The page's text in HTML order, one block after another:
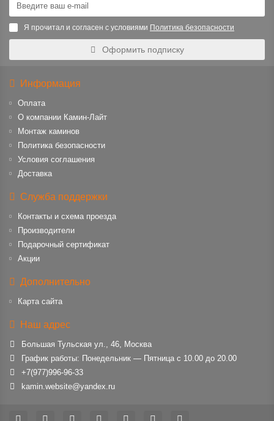
Я прочитал и согласен с условиями Политика безопасности
Оформить подписку
Информация
Оплата
О компании Камин-Лайт
Монтаж каминов
Политика безопасности
Условия соглашения
Доставка
Служба поддержки
Контакты и схема проезда
Производители
Подарочный сертификат
Акции
Дополнительно
Карта сайта
Наш адрес
Большая Тульская ул., 46, Москва
График работы: Понедельник — Пятница с 10.00 до 20.00
+7(977)996-96-33
kamin.website@yandex.ru